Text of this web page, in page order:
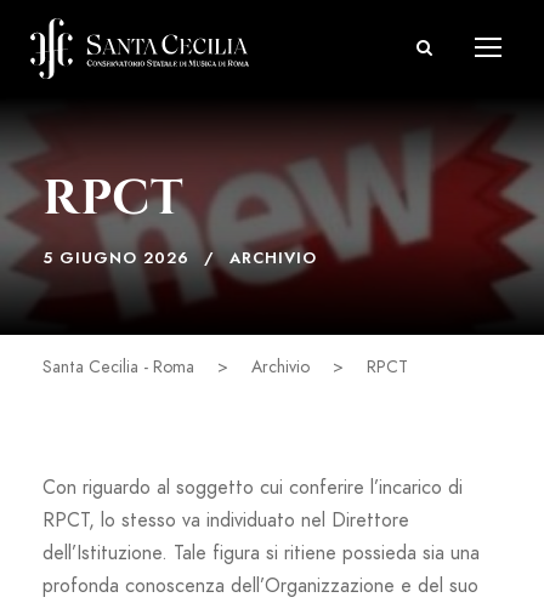
RPCT
5 GIUGNO 2026 ARCHIVIO
Santa Cecilia - Roma > Archivio > RPCT
Con riguardo al soggetto cui conferire l’incarico di
RPCT, lo stesso va individuato nel Direttore
dell’Istituzione. Tale figura si ritiene possieda sia una
profonda conoscenza dell’Organizzazione e del suo